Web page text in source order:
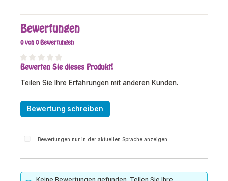
Bewertungen
0 von 0 Bewertungen
Durchschnittliche Bewertung von 0 von 5 Sternen
Bewerten Sie dieses Produkt!
Teilen Sie Ihre Erfahrungen mit anderen Kunden.
Bewertung schreiben
Bewertungen nur in der aktuellen Sprache anzeigen.